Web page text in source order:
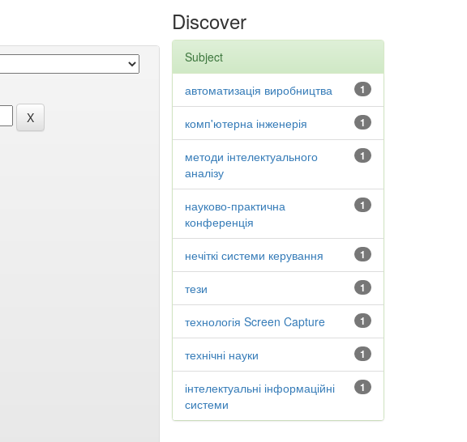
Discover
Subject
1
автоматизація виробництва
1
комп'ютерна інженерія
1
методи інтелектуального
аналізу
1
науково-практична
конференція
1
нечіткі системи керування
1
тези
1
технологія Screen Capture
1
технічні науки
1
інтелектуальні інформаційні
системи